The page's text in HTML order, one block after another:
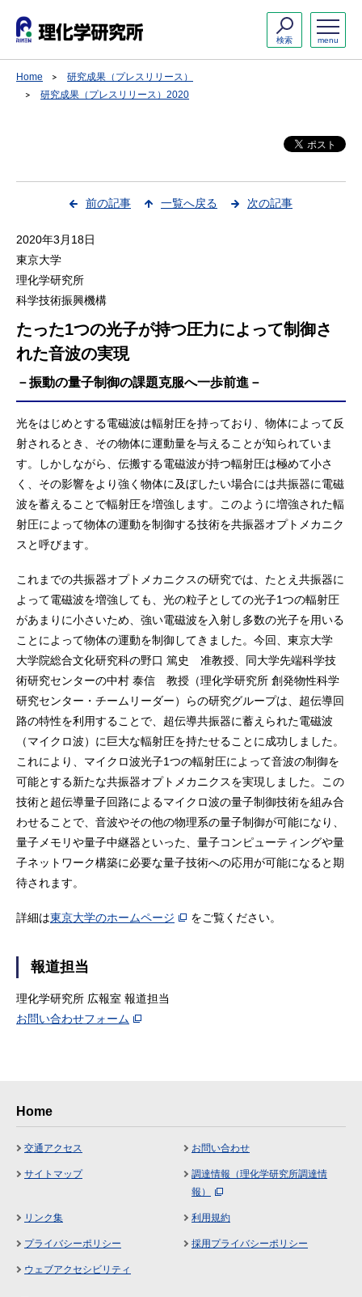
menu
検索
Home
研究成果（プレスリリース）
研究成果（プレスリリース）2020
前の記事 一覧へ戻る 次の記事
2020年3月18日
東京大学
理化学研究所
科学技術振興機構
たった1つの光子が持つ圧力によって制御さ
れた音波の実現
－振動の量子制御の課題克服へ一歩前進－
光をはじめとする電磁波は輻射圧を持っており、物体によって反
射されるとき、その物体に運動量を与えることが知られていま
す。しかしながら、伝搬する電磁波が持つ輻射圧は極めて小さ
く、その影響をより強く物体に及ぼしたい場合には共振器に電磁
波を蓄えることで輻射圧を増強します。このように増強された輻
射圧によって物体の運動を制御する技術を共振器オプトメカニク
スと呼びます。
これまでの共振器オプトメカニクスの研究では、たとえ共振器に
よって電磁波を増強しても、光の粒子としての光子1つの輻射圧
があまりに小さいため、強い電磁波を入射し多数の光子を用いる
ことによって物体の運動を制御してきました。今回、東京大学
大学院総合文化研究科の野口 篤史 准教授、同大学先端科学技
術研究センターの中村 泰信 教授（理化学研究所 創発物性科学
研究センター・チームリーダー）らの研究グループは、超伝導回
路の特性を利用することで、超伝導共振器に蓄えられた電磁波
（マイクロ波）に巨大な輻射圧を持たせることに成功しました。
これにより、マイクロ波光子1つの輻射圧によって音波の制御を
可能とする新たな共振器オプトメカニクスを実現しました。この
技術と超伝導量子回路によるマイクロ波の量子制御技術を組み合
わせることで、音波やその他の物理系の量子制御が可能になり、
量子メモリや量子中継器といった、量子コンピューティングや量
子ネットワーク構築に必要な量子技術への応用が可能になると期
待されます。
詳細は東京大学のホームページ をご覧ください。
報道担当
理化学研究所 広報室 報道担当
お問い合わせフォーム
Home
交通アクセス お問い合わせ
サイトマップ
調達情報（理化学研究所調達情
報）
リンク集 利用規約
プライバシーポリシー 採用プライバシーポリシー
ウェブアクセシビリティ